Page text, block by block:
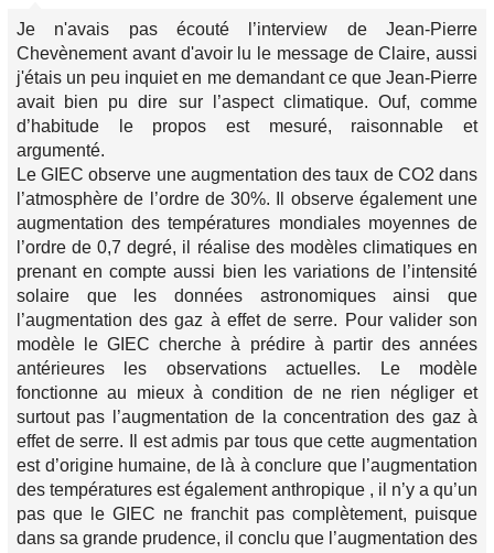
Je n'avais pas écouté l’interview de Jean-Pierre
Chevènement avant d'avoir lu le message de Claire, aussi
j'étais un peu inquiet en me demandant ce que Jean-Pierre
avait bien pu dire sur l’aspect climatique. Ouf, comme
d’habitude le propos est mesuré, raisonnable et
argumenté.
Le GIEC observe une augmentation des taux de CO2 dans
l’atmosphère de l’ordre de 30%. Il observe également une
augmentation des températures mondiales moyennes de
l’ordre de 0,7 degré, il réalise des modèles climatiques en
prenant en compte aussi bien les variations de l’intensité
solaire que les données astronomiques ainsi que
l’augmentation des gaz à effet de serre. Pour valider son
modèle le GIEC cherche à prédire à partir des années
antérieures les observations actuelles. Le modèle
fonctionne au mieux à condition de ne rien négliger et
surtout pas l’augmentation de la concentration des gaz à
effet de serre. Il est admis par tous que cette augmentation
est d’origine humaine, de là à conclure que l’augmentation
des températures est également anthropique , il n’y a qu’un
pas que le GIEC ne franchit pas complètement, puisque
dans sa grande prudence, il conclu que l’augmentation des